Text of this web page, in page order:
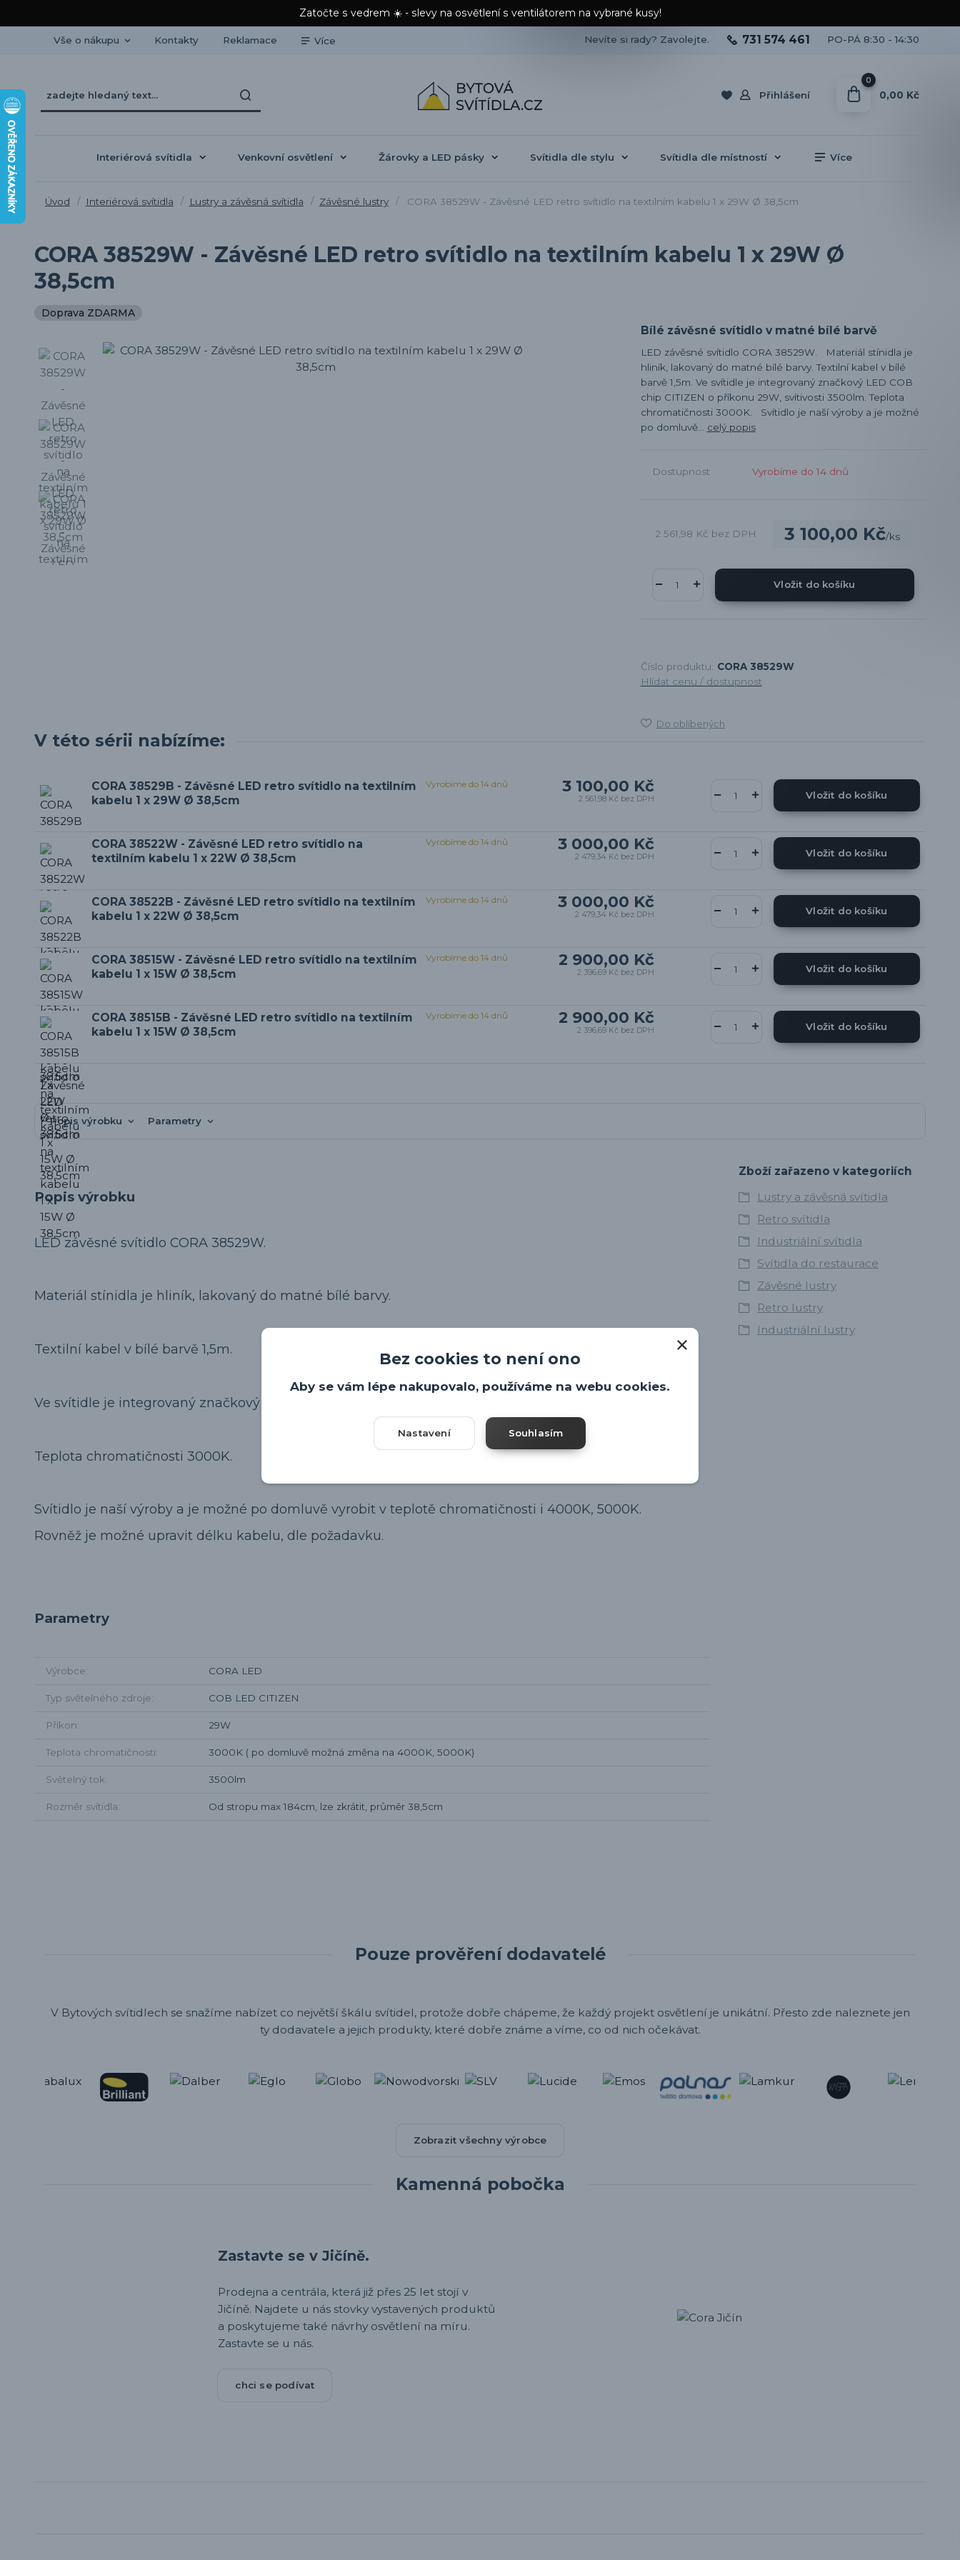
Zatočte s vedrem ☀️ - slevy na osvětlení s ventilátorem na vybrané kusy!
Vše o nákupu Kontakty Reklamace Více
Přihlášení
Nevíte si rady? Zavolejte. 731 574 461 PO-PÁ 8:30 - 14:30
0
0,00 Kč
Interiérová svítidla Venkovní osvětlení Žárovky a LED pásky Svítidla dle stylu Svítidla dle místností Více
Úvod Interiérová svítidla Lustry a závěsná svítidla Závěsné lustry CORA 38529W - Závěsné LED retro svítidlo na textilním kabelu 1 x 29W Ø 38,5cm
CORA 38529W - Závěsné LED retro svítidlo na textilním kabelu 1 x 29W Ø
38,5cm
Doprava ZDARMA
Bílé závěsné svítidlo v matné bílé barvě
LED závěsné svítidlo CORA 38529W. Materiál stínidla je
hliník, lakovaný do matné bílé barvy. Textilní kabel v bílé
barvě 1,5m. Ve svítidle je integrovaný značkový LED COB
chip CITIZEN o příkonu 29W, svítivosti 3500lm. Teplota
chromatičnosti 3000K. Svítidlo je naší výroby a je možné
po domluvě... celý popis
Dostupnost Vyrobíme do 14 dnů
3 100,00 Kč/ks
2 561,98 Kč bez DPH
Vložit do košíku
Číslo produktu: CORA 38529W
Hlídat cenu / dostupnost
Do oblíbených
V této sérii nabízíme:
CORA 38529B - Závěsné LED retro svítidlo na textilním
kabelu 1 x 29W Ø 38,5cm
3 100,00 Kč
2 561,98 Kč bez DPH
Vyrobíme do 14 dnů
Vložit do košíku
CORA 38522W - Závěsné LED retro svítidlo na
textilním kabelu 1 x 22W Ø 38,5cm
3 000,00 Kč
2 479,34 Kč bez DPH
Vyrobíme do 14 dnů
Vložit do košíku
CORA 38522B - Závěsné LED retro svítidlo na textilním
kabelu 1 x 22W Ø 38,5cm
3 000,00 Kč
2 479,34 Kč bez DPH
Vyrobíme do 14 dnů
Vložit do košíku
CORA 38515W - Závěsné LED retro svítidlo na textilním
kabelu 1 x 15W Ø 38,5cm
2 900,00 Kč
2 396,69 Kč bez DPH
Vyrobíme do 14 dnů
Vložit do košíku
CORA 38515B - Závěsné LED retro svítidlo na textilním
kabelu 1 x 15W Ø 38,5cm
2 900,00 Kč
2 396,69 Kč bez DPH
Vyrobíme do 14 dnů
Vložit do košíku
Popis výrobku Parametry
Popis výrobku
LED závěsné svítidlo CORA 38529W.
Materiál stínidla je hliník, lakovaný do matné bílé barvy.
Textilní kabel v bílé barvě 1,5m.
Ve svítidle je integrovaný značkový LED COB chip CITIZEN o příkonu 29W, svítivosti 3500lm.
Teplota chromatičnosti 3000K.
Svítidlo je naší výroby a je možné po domluvě vyrobit v teplotě chromatičnosti i 4000K, 5000K.
Rovněž je možné upravit délku kabelu, dle požadavku.
Parametry
Výrobce CORA LED
Typ světelného zdroje COB LED CITIZEN
Příkon 29W
Teplota chromatičnosti 3000K ( po domluvě možná změna na 4000K, 5000K)
Světelný tok 3500lm
Rozměr svítidla Od stropu max 184cm, lze zkrátit, průměr 38,5cm
Zboží zařazeno v kategoriích
Lustry a závěsná svítidla
Retro svítidla
Industriální svítidla
Svítidla do restaurace
Závěsné lustry
Retro lustry
Industriální lustry
Pouze prověření dodavatelé
V Bytových svítidlech se snažíme nabízet co největší škálu svítidel, protože dobře chápeme, že každý projekt osvětlení je unikátní. Přesto zde naleznete jen
ty dodavatele a jejich produkty, které dobře známe a víme, co od nich očekávat.
Zobrazit všechny výrobce
Kamenná pobočka
Zastavte se v Jičíně.
Prodejna a centrála, která již přes 25 let stojí v
Jičíně. Najdete u nás stovky vystavených produktů
a poskytujeme také návrhy osvětlení na míru.
Zastavte se u nás.
chci se podívat
Bez cookies to není ono
Aby se vám lépe nakupovalo, používáme na webu cookies.
Nastavení Souhlasím